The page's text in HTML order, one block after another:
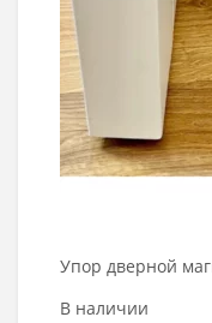
Упор дверной
В наличии